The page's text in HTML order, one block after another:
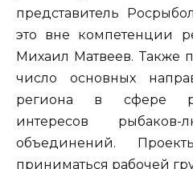
представитель
это вне компетенции
Михаил Матвеев. Также
число основных
региона в сфере
интересов
объединений.
приниматься рабочей